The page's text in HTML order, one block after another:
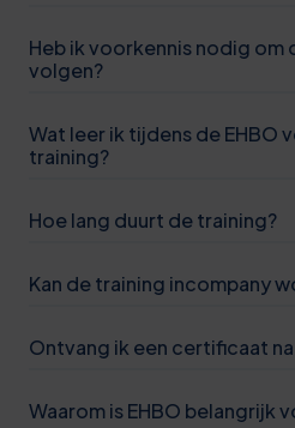
Heb ik voorkennis nodig om
volgen?
Wat leer ik tijdens de EHBO
training?
Hoe lang duurt de training?
Kan de training incompany
Ontvang ik een certificaat
Waarom is EHBO belangrijk
0
0
1
6
1